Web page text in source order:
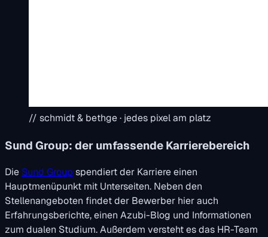
// schmidt & bethge · jedes pixel am platz
Sund Group: der umfassende Karrierebereich
Die Sund Group spendiert der Karriere einen
Hauptmenüpunkt mit Unterseiten. Neben den
Stellenangeboten findet der Bewerber hier auch
Erfahrungsberichte, einen Azubi-Blog und Informationen
zum dualen Studium. Außerdem versteht es das HR-Team